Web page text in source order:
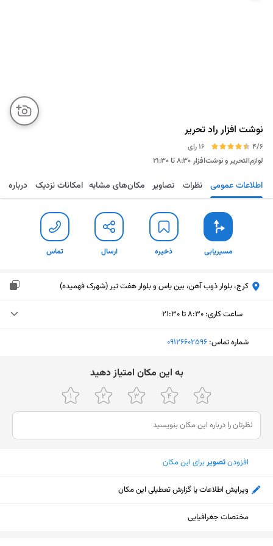
نوشت افزار راد تحریر
4/6
16 رای
لوازم‌التحریر و نوشت‌افزار ۸:۳۰ تا ۲۱:۳۰
مسیریابی ذخیره ارسال تماس اطلاعات عمومی نظرات تصاویر مکان‌های مشابه امکانات نزدیک درباره
مسیریابی ذخیره ارسال تماس
کرج، بلوار ذوب آهن، بین یاس و بلوار هفت تیر (شهرک فهمیده)
ساعت کاری: ۸:۳۰ تا ۲۱:۳۰
یکشنبه (امروز)
چهارشنبه
۸:۳۰ تا ۲۱:۳۰
پنجشنبه
۸:۳۰ تا ۲۱:۳۰
جمعه
شنبه
شماره تماس: ‎09126602596
ﺑﻪ اﯾﻦ ﻣﮑﺎن اﻣﺘﯿﺎز دﻫﯿﺪ
افزودنتصویربرای این مکان
ویرایش اطلاعات یا گزارش تعطیلی این مکان
مختصات جغرافیایی